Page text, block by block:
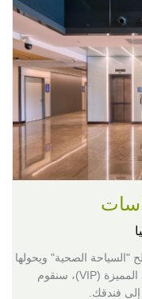
"السياحة الصحية" ويحولها
إلى رحلة مميزة بالنسبة لك. من خلال خدمتنا المميزة (VIP)، سنقوم
إلى فندقك.